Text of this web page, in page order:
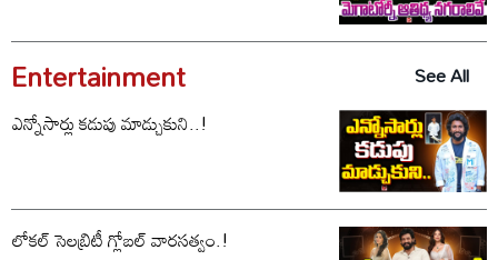
Entertainment
See All
ఎన్నోసార్లు కడుపు మాడ్చుకుని..!
లోకల్ సెలబ్రిటీ గ్లోబల్ వారసత్వం.!